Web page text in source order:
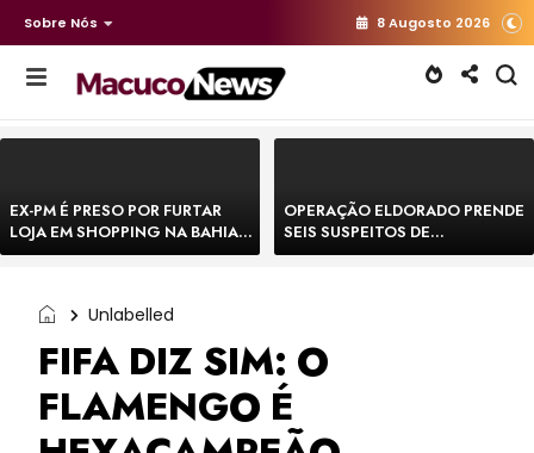
Sobre Nós 8 Augosto 2026
EX-PM É PRESO POR FURTAR
LOJA EM SHOPPING NA BAHIA E
ESCAPA CORRENDO DE
OPERAÇÃO ELDORADO PRENDE
SEIS SUSPEITOS DE
MOVIMENTAR R$ 25 MILHÕES
Unlabelled
FIFA DIZ SIM: O
FLAMENGO É